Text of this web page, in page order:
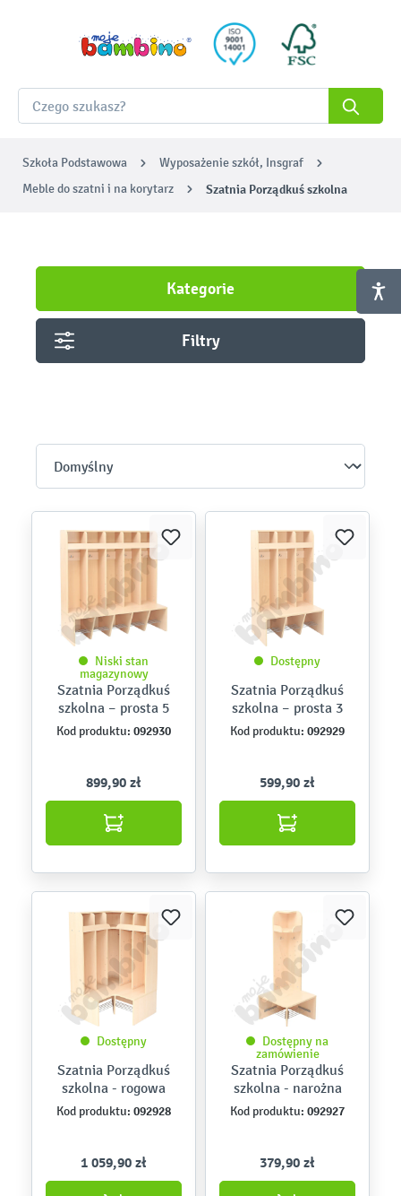
Szkoła Podstawowa
Wyposażenie szkół, Insgraf
Meble do szatni i na korytarz
Szatnia Porządkuś szkolna
Kategorie
Filtry
Niski stan
magazynowy
Szatnia Porządkuś
szkolna – prosta 5
Kod produktu: 092930
899,90 zł
Dostępny
Szatnia Porządkuś
szkolna – prosta 3
Kod produktu: 092929
599,90 zł
Dostępny
Szatnia Porządkuś
szkolna - rogowa
Kod produktu: 092928
1 059,90 zł
Dostępny na
zamówienie
Szatnia Porządkuś
szkolna - narożna
Kod produktu: 092927
379,90 zł